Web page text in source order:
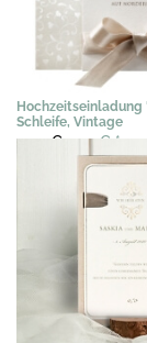
Schleife, Vintage
3,02 €2,29 € *